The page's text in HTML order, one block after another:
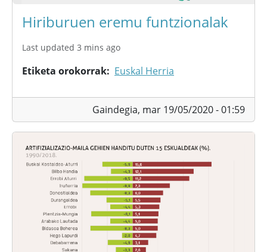
Hiriburuen eremu funtzionalak
Last updated 3 mins ago
Etiketa orokorrak Euskal Herria
Gaindegia, mar 19/05/2020 - 01:59